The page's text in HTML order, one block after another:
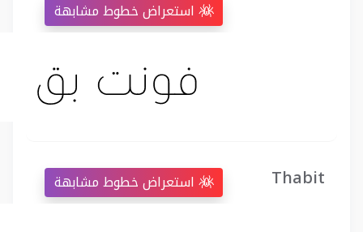
Thabit